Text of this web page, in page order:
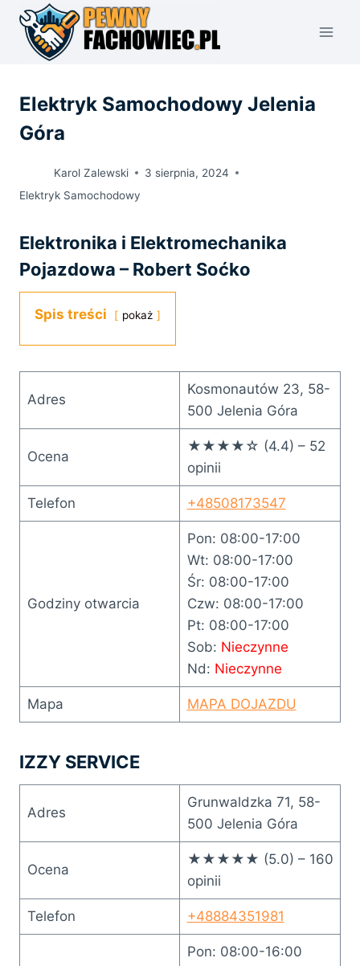
Przejdź
treści
Elektryk Samochodowy Jelenia
Góra
Karol Zalewski
3 sierpnia, 2024
Elektryk Samochodowy
Elektronika i Elektromechanika
Pojazdowa – Robert Soćko
Spis treści pokaż
Adres
Kosmonautów 23, 58-
500 Jelenia Góra
Ocena
★★★★☆ (4.4) – 52
opinii
Telefon +48508173547
Godziny otwarcia
Pon: 08:00-17:00
Wt: 08:00-17:00
Śr: 08:00-17:00
Czw: 08:00-17:00
Pt: 08:00-17:00
Sob: Nieczynne
Nd: Nieczynne
Mapa MAPA DOJAZDU
IZZY SERVICE
Adres
Grunwaldzka 71, 58-
500 Jelenia Góra
Ocena
★★★★★ (5.0) – 160
opinii
Telefon +48884351981
Pon: 08:00-16:00